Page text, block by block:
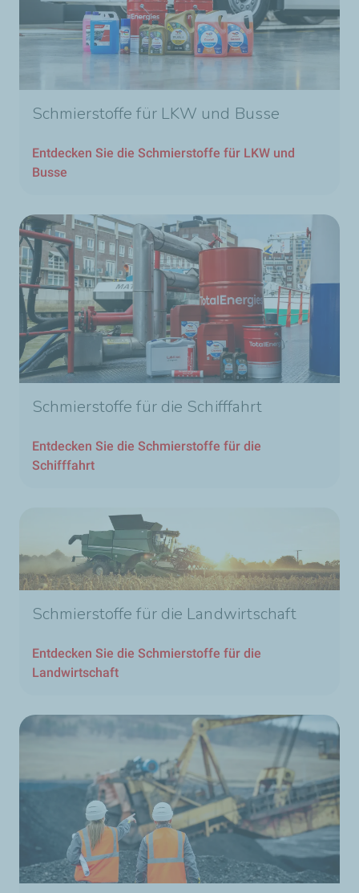
Schmierstoffe für LKW und Busse
Entdecken Sie die Schmierstoffe für LKW und
Busse
Schmierstoffe für die Schifffahrt
Entdecken Sie die Schmierstoffe für die
Schifffahrt
Schmierstoffe für die Landwirtschaft
Entdecken Sie die Schmierstoffe für die
Landwirtschaft